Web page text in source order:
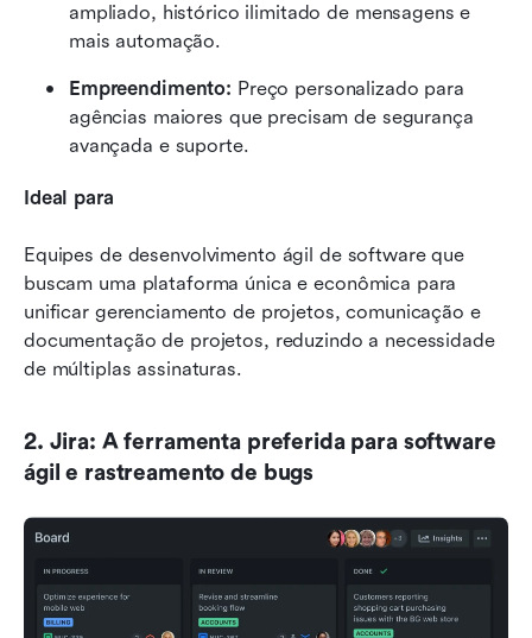
ampliado, histórico ilimitado de mensagens e
mais automação.
Empreendimento: Preço personalizado para
agências maiores que precisam de segurança
avançada e suporte.
Ideal para
Equipes de desenvolvimento ágil de software que
buscam uma plataforma única e econômica para
unificar gerenciamento de projetos, comunicação e
documentação de projetos, reduzindo a necessidade
de múltiplas assinaturas.
2. Jira: A ferramenta preferida para software
ágil e rastreamento de bugs